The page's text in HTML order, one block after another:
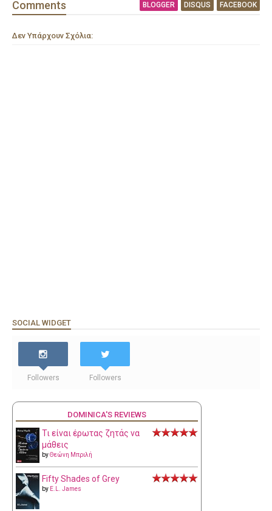
Comments BLOGGER DISQUS FACEBOOK
Δεν Υπάρχουν Σχόλια:
SOCIAL WIDGET
Followers Followers
DOMINICA'S REVIEWS
Τι είναι έρωτας ζητάς να
μάθεις
byΘεώνη Μπριλή
Fifty Shades of Grey
by E.L. James